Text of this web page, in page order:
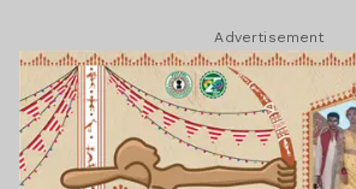
Advertisement